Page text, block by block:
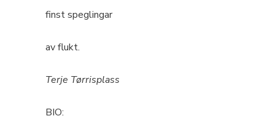
finst speglingar
av flukt.
Terje Tørrisplass
BIO: